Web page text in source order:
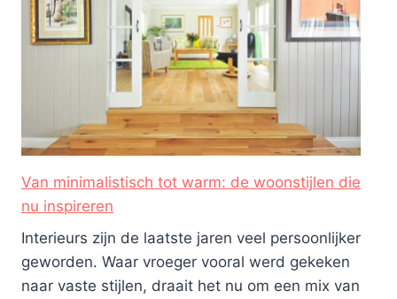
Van minimalistisch tot warm: de woonstijlen die
nu inspireren
Interieurs zijn de laatste jaren veel persoonlijker
geworden. Waar vroeger vooral werd gekeken
naar vaste stijlen, draait het nu om een mix van